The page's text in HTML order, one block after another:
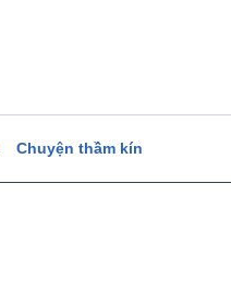
Chuyện thầm kín